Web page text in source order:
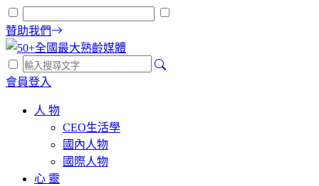
贊助我們
會員登入
人 物
CEO生活學
國內人物
國際人物
心 靈